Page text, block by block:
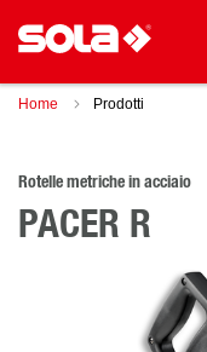
Home Prodotti
Rotelle metriche in acciaio
PACER R